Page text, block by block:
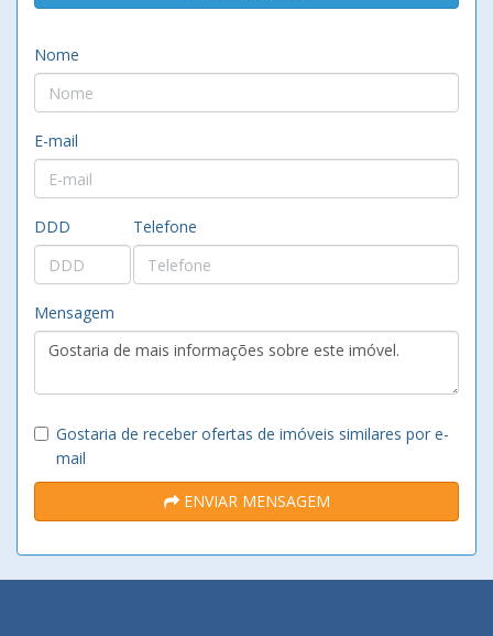
Nome
E-mail
DDD Telefone
Mensagem
Gostaria de receber ofertas de imóveis similares por e-
mail
ENVIAR MENSAGEM